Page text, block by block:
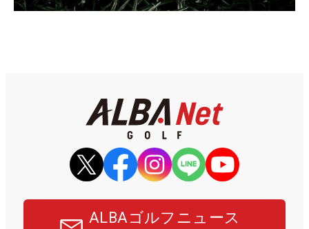
ALBAゴルフニュース